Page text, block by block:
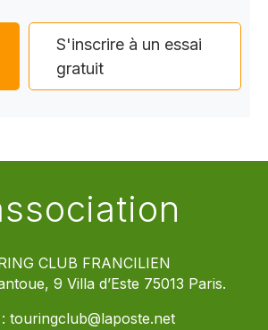
S'inscrire à un essai
gratuit
CLUB FRANCILIEN
9 Villa d’Este 75013 Paris.
touringclub@laposte.net